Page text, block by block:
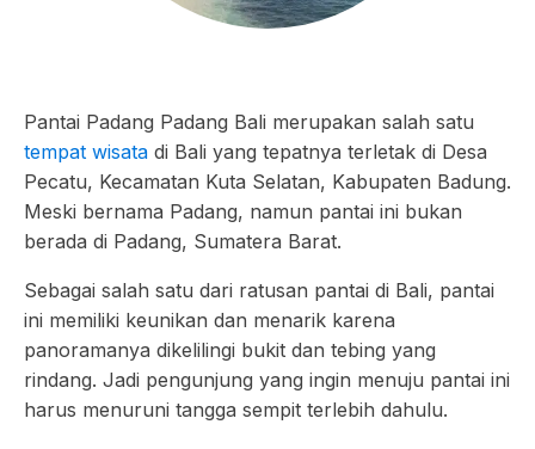
Pantai Padang Padang Bali merupakan salah satu
tempat wisata di Bali yang tepatnya terletak di Desa
Pecatu, Kecamatan Kuta Selatan, Kabupaten Badung.
Meski bernama Padang, namun pantai ini bukan
berada di Padang, Sumatera Barat.
Sebagai salah satu dari ratusan pantai di Bali, pantai
ini memiliki keunikan dan menarik karena
panoramanya dikelilingi bukit dan tebing yang
rindang. Jadi pengunjung yang ingin menuju pantai ini
harus menuruni tangga sempit terlebih dahulu.